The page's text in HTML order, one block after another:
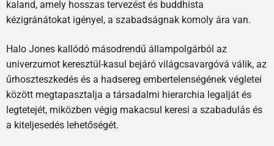
kaland, amely hosszas tervezést és buddhista
kézigránátokat igényel, a szabadságnak komoly ára van.
Halo Jones kallódó másodrendű állampolgárból az
univerzumot keresztül-kasul bejáró világcsavargóvá válik, az
űrhoszteszkedés és a hadsereg embertelenségének végletei
között megtapasztalja a társadalmi hierarchia legalját és
legtetejét, miközben végig makacsul keresi a szabadulás és
a kiteljesedés lehetőségét.